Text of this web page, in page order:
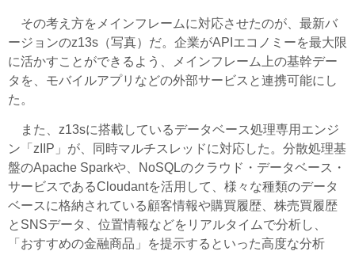
その考え方をメインフレームに対応させたのが、最新バ
ージョンのz13s（写真）だ。企業がAPIエコノミーを最大限
に活かすことができるよう、メインフレーム上の基幹デー
タを、モバイルアプリなどの外部サービスと連携可能にし
た。
また、z13sに搭載しているデータベース処理専用エンジ
ン「zIIP」が、同時マルチスレッドに対応した。分散処理基
盤のApache Sparkや、NoSQLのクラウド・データベース・
サービスであるCloudantを活用して、様々な種類のデータ
ベースに格納されている顧客情報や購買履歴、株売買履歴
とSNSデータ、位置情報などをリアルタイムで分析し、
「おすすめの金融商品」を提示するといった高度な分析